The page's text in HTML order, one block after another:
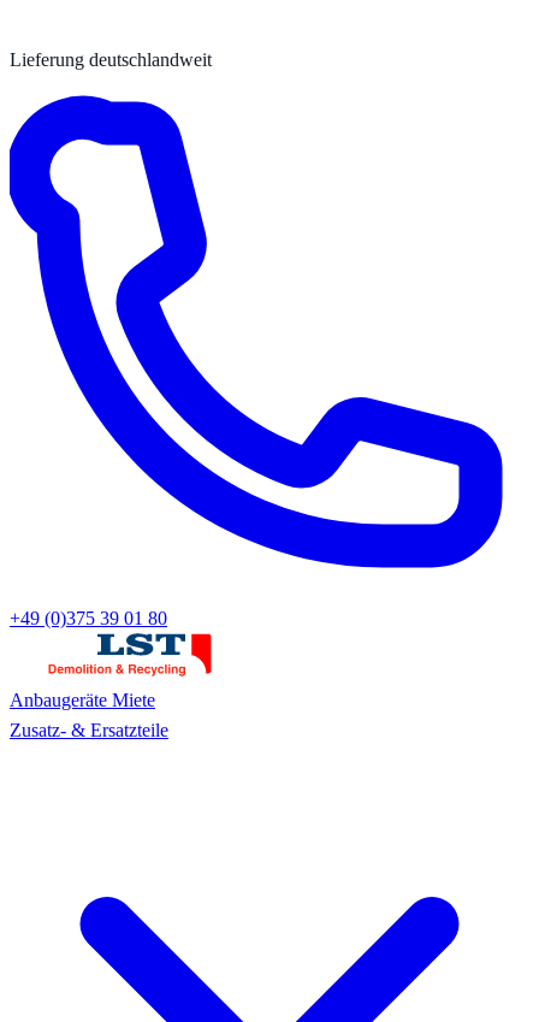
Lieferung deutschlandweit
+49 (0)375 39 01 80
Anbaugeräte Miete
Zusatz- & Ersatzteile